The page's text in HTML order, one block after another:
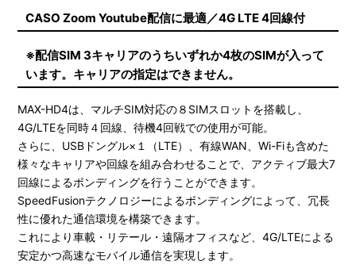
CASO Zoom Youtube配信に最適／4G LTE 4回線付
※配信SIM 3キャリアのうちいずれか4枚のSIMが入って
います。キャリアの指定はできません。
MAX-HD4は、マルチSIM対応の８SIMスロットを搭載し、
4G/LTEを同時４回線、待機4回戦での使用が可能。
さらに、USBドングル×１（LTE）、有線WAN、Wi-Fiも含めた
様々なキャリアや回線を組み合わせることで、アクティブ最大7
回線によるボンディングを行うことができます。
SpeedFusionテクノロジーによるボンディングによって、冗長
性に優れた通信環境を構築できます。
これにより車載・リテール・遠隔オフィスなど、4G/LTEによる
安定かつ高速なモバイル通信を実現します。